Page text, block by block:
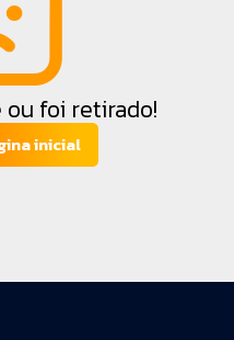
foi retirado!
inicial